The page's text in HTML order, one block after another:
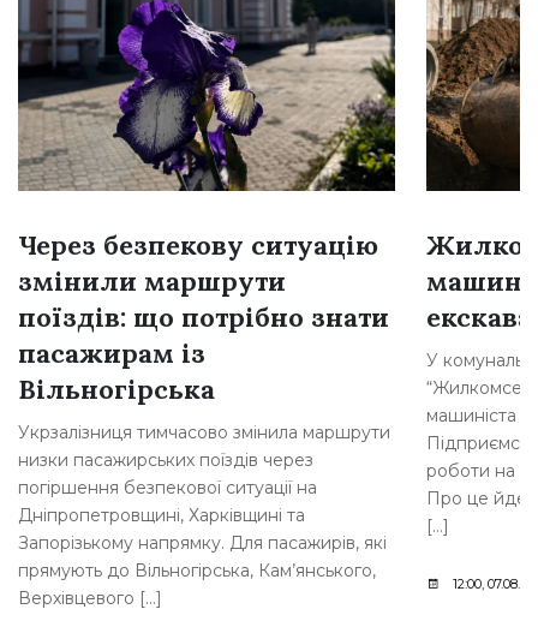
Через безпекову ситуацію
змінили маршрути
поїздів: що потрібно знати
пасажирам із
Вільногірська
Укрзалізниця тимчасово змінила маршрути
низки пасажирських поїздів через
погіршення безпекової ситуації на
Дніпропетровщині, Харківщині та
Запорізькому напрямку. Для пасажирів, які
прямують до Вільногірська, Кам’янського,
Верхівцевого […]
У
машиніста
роботи на
Про це
[…]
12:00,